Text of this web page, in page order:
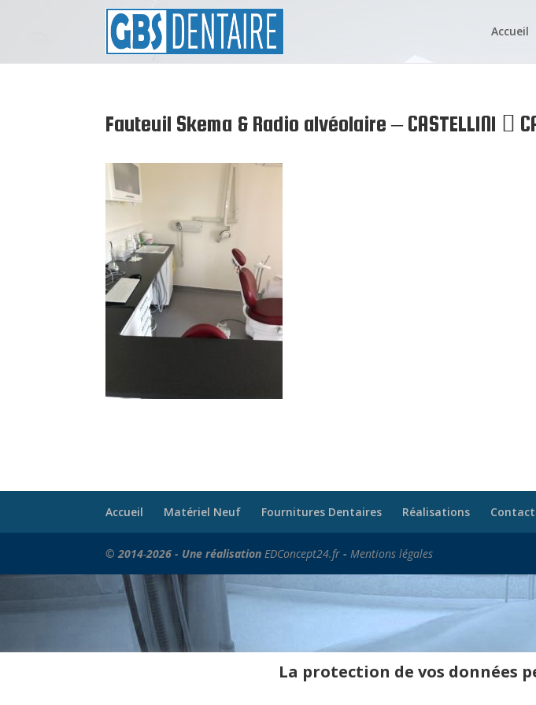
Accueil
Fauteuil Skema & Radio alvéolaire – CASTELLINI 
Accueil Matériel Neuf Fournitures Dentaires Réalisations Contact
© 2014-2026 - Une réalisationEDConcept24.fr -Mentions légales
La protection de vos données